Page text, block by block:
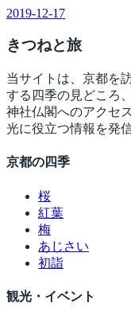
2019-12-17
きつねと旅
当サイトは、京都を
する四季の見どころ
神社仏閣へのアクセ
光に役立つ情報を発
京都の四季
桜
紅葉
梅
あじさい
初詣
観光・イベント